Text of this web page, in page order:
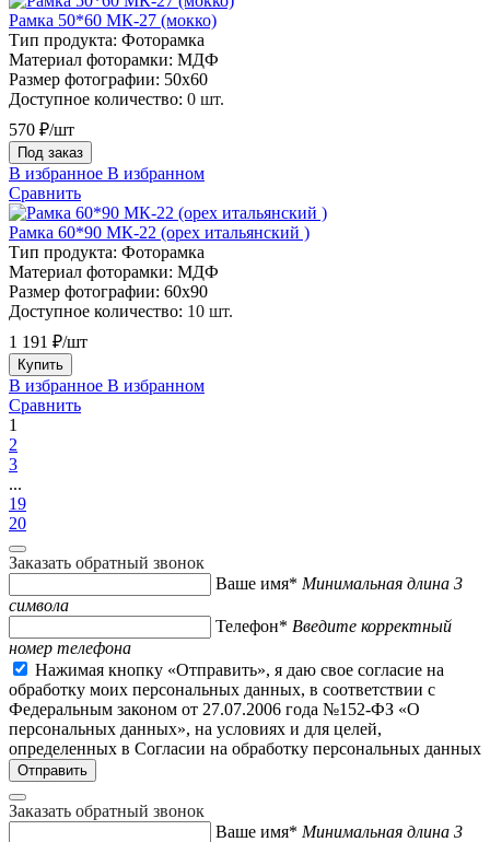
Рамка 50*60 МК-27 (мокко)
Тип продукта: Фоторамка
Материал фоторамки: МДФ
Размер фотографии: 50х60
Доступное количество: 0 шт.
570 ₽/шт
Под заказ
В избранное В избранном
Сравнить
Рамка 60*90 МК-22 (орех итальянский )
Тип продукта: Фоторамка
Материал фоторамки: МДФ
Размер фотографии: 60х90
Доступное количество: 10 шт.
1 191 ₽/шт
Купить
В избранное В избранном
Сравнить
1
2
3
...
19
20
Заказать обратный звонок
Ваше имя* Минимальная длина 3
символа
Телефон* Введите корректный
номер телефона
Нажимая кнопку «Отправить», я даю свое согласие на
обработку моих персональных данных, в соответствии с
Федеральным законом от 27.07.2006 года №152-ФЗ «О
персональных данных», на условиях и для целей,
определенных в Согласии на обработку персональных данных
Заказать обратный звонок
Ваше имя* Минимальная длина 3